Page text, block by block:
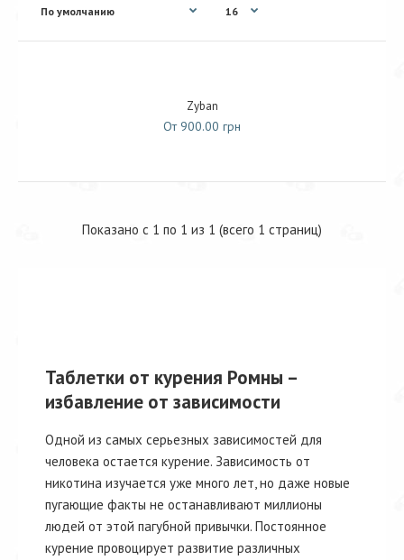
Zyban
От 900.00 грн
Показано с 1 по 1 из 1 (всего 1 страниц)
Таблетки от курения Ромны –
избавление от зависимости
Одной из самых серьезных зависимостей для
человека остается курение. Зависимость от
никотина изучается уже много лет, но даже новые
пугающие факты не останавливают миллионы
людей от этой пагубной привычки. Постоянное
курение провоцирует развитие различных